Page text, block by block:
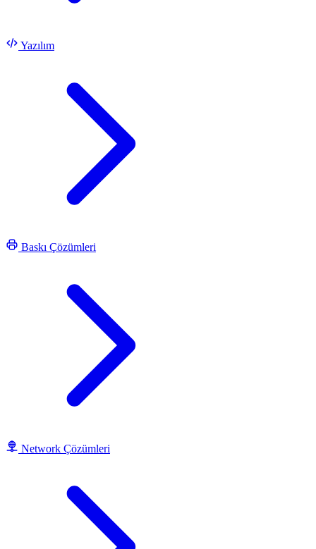
Yazılım
Baskı Çözümleri
Network Çözümleri